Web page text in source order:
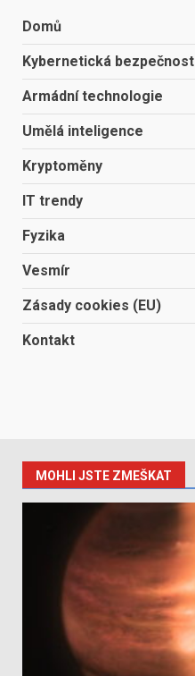
Domů
Kybernetická bezpečnost
Armádní technologie
Umělá inteligence
Kryptoměny
IT trendy
Fyzika
Vesmír
Zásady cookies (EU)
Kontakt
MOHLI JSTE ZMEŠKAT